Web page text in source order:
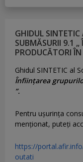
GHIDUL
SUBMĂSURII 9.1 „
PRODUCĂTORI
Ghidul SINTETIC al
Înființarea
”.
Pentru uşurinţa
menţionat, puteţi
https://
outati